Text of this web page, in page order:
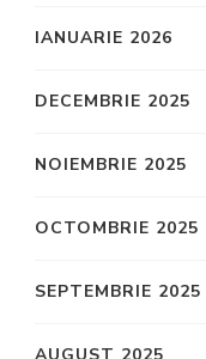
IANUARIE 2026
DECEMBRIE 2025
NOIEMBRIE 2025
OCTOMBRIE 2025
SEPTEMBRIE 2025